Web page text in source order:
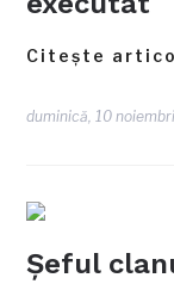
Citește
duminică, 10
Șeful